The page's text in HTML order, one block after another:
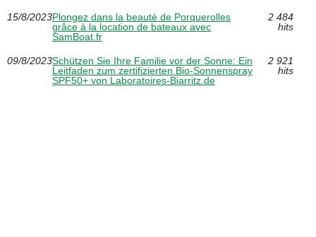
15/8/2023Plongez dans la beauté de Porquerolles
grâce à la location de bateaux avec
SamBoat.fr
2 484
hits
09/8/2023Schützen Sie Ihre Familie vor der Sonne: Ein
Leitfaden zum zertifizierten Bio-Sonnenspray
SPF50+ von Laboratoires-Biarritz.de
2 921
hits